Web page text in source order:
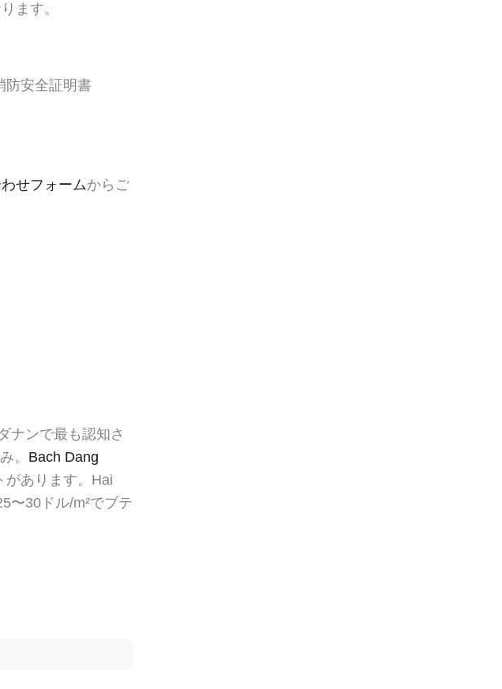
ます。
防安全証明書
せフォームからご
ナンで最も認知さ
。 Bach Dang
があります。Hai
〜30ドル/m²でブテ